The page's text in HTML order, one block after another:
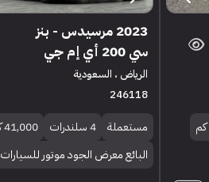
2023 مرسيدس - بنز
سي 200 أي إم جي
الرياض ، السعودية
246118
مستعملة 4 سلندرات
41,000 كم
البائع معرض الجود موتور للسيارات